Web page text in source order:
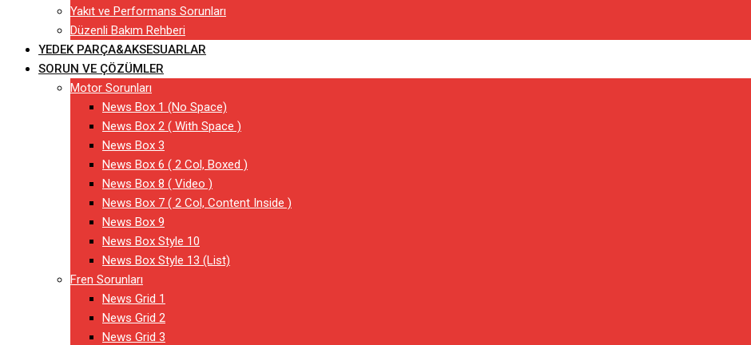
Yakıt ve Performans Sorunları
Düzenli Bakım Rehberi
YEDEK PARÇA&AKSESUARLAR
SORUN VE ÇÖZÜMLER
Motor Sorunları
News Box 1 (No Space)
News Box 2 ( With Space )
News Box 3
News Box 6 ( 2 Col, Boxed )
News Box 8 ( Video )
News Box 7 ( 2 Col, Content Inside )
News Box 9
News Box Style 10
News Box Style 13 (List)
Fren Sorunları
News Grid 1
News Grid 2
News Grid 3